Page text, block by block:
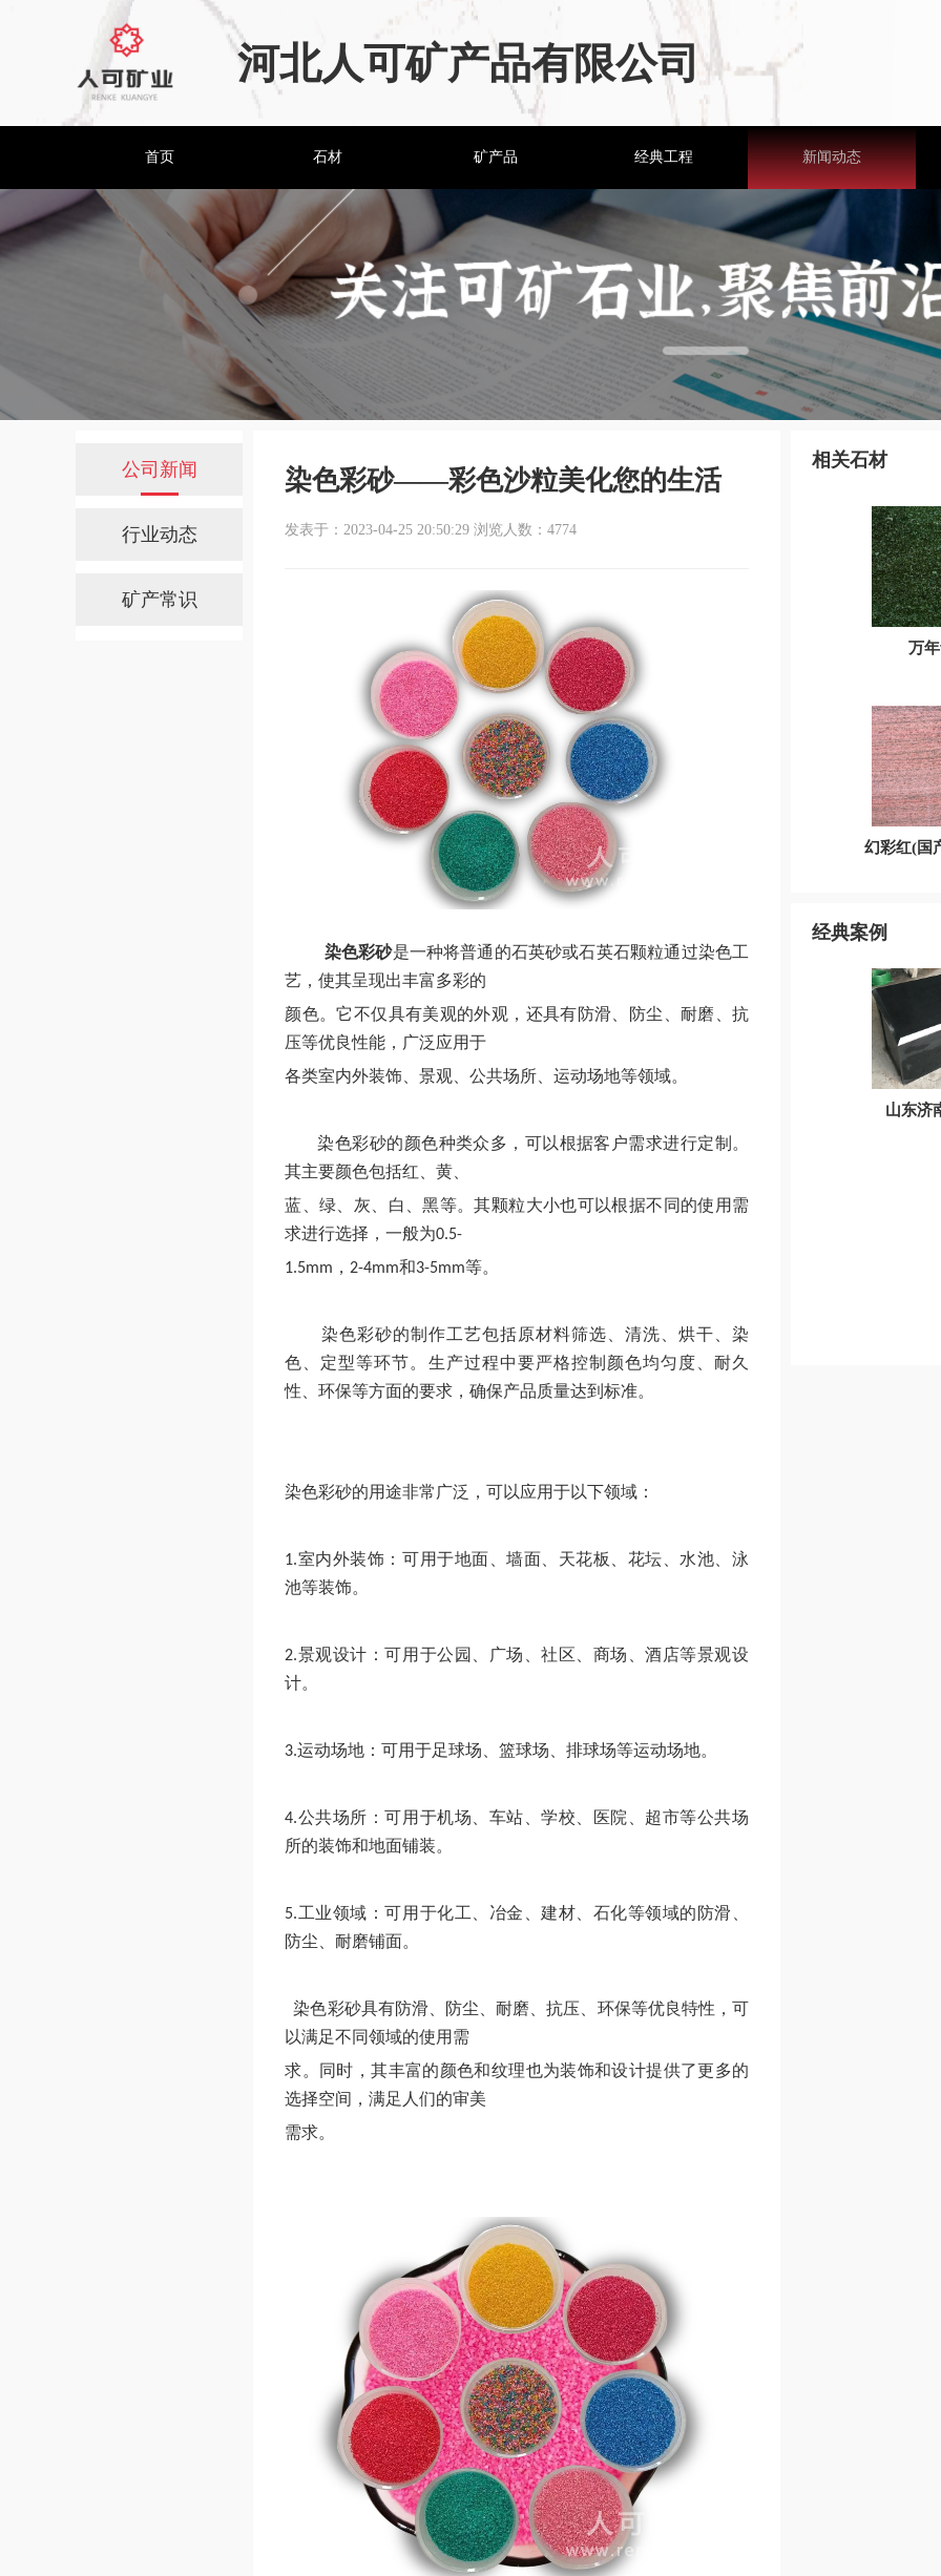
河北人可矿产品有限公司
首页 石材 矿产品 经典工程 新闻动态
公司新闻
行业动态
矿产常识
染色彩砂——彩色沙粒美化您的生活
发表于：2023-04-25 20:50:29 浏览人数：4774
染色彩砂是一种将普通的石英砂或石英石颗粒通过染色工
艺，使其呈现出丰富多彩的
颜色。它不仅具有美观的外观，还具有防滑、防尘、耐磨、抗
压等优良性能，广泛应用于
各类室内外装饰、景观、公共场所、运动场地等领域。
染色彩砂的颜色种类众多，可以根据客户需求进行定制。
其主要颜色包括红、黄、
蓝、绿、灰、白、黑等。其颗粒大小也可以根据不同的使用需
求进行选择，一般为0.5-
1.5mm ， 2-4mm和3-5mm等。
染色彩砂的制作工艺包括原材料筛选、清洗、烘干、染
色、定型等环节。生产过程中要严格控制颜色均匀度、耐久
性、环保等方面的要求，确保产品质量达到标准。
染色彩砂的用途非常广泛，可以应用于以下领域：
1.室内外装饰：可用于地面、墙面、天花板、花坛、水池、泳
池等装饰。
2.景观设计：可用于公园、广场、社区、商场、酒店等景观设
计。
3.运动场地：可用于足球场、篮球场、排球场等运动场地。
4.公共场所：可用于机场、车站、学校、医院、超市等公共场
所的装饰和地面铺装。
5.工业领域：可用于化工、冶金、建材、石化等领域的防滑、
防尘、耐磨铺面。
染色彩砂具有防滑、防尘、耐磨、抗压、环保等优良特性，可
以满足不同领域的使用需
求。同时，其丰富的颜色和纹理也为装饰和设计提供了更多的
选择空间，满足人们的审美
需求。
相关石材
万
幻彩红(国
经典案例
山东济